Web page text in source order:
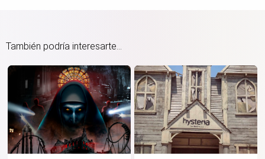
También podría interesarte...